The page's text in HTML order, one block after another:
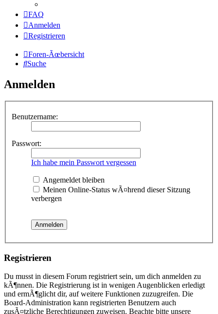
FAQ
Anmelden
Registrieren
Foren-Ãœbersicht
Suche
Anmelden
Benutzername:
Passwort:
Ich habe mein Passwort vergessen
Angemeldet bleiben
Meinen Online-Status wÃ¤hrend dieser Sitzung
verbergen
Registrieren
Du musst in diesem Forum registriert sein, um dich anmelden zu
kÃ¶nnen. Die Registrierung ist in wenigen Augenblicken erledigt
und ermÃ¶glicht dir, auf weitere Funktionen zuzugreifen. Die
Board-Administration kann registrierten Benutzern auch
zusÃ¤tzliche Berechtigungen zuweisen. Beachte bitte unsere